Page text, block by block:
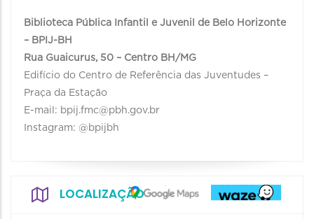
Biblioteca Pública Infantil e Juvenil de Belo Horizonte
– BPIJ-BH
Rua Guaicurus, 50 – Centro BH/MG
Edifício do Centro de Referência das Juventudes –
Praça da Estação
E-mail: bpij.fmc@pbh.gov.br
Instagram: @bpijbh
LOCALIZAÇÃO